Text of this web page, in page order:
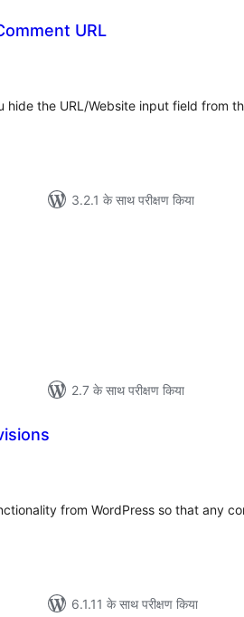
URL
hide the URL/Website input field from
3.2.1 के साथ परीक्षण किया
2.7 के साथ परीक्षण किया
from WordPress so that any
6.1.11 के साथ परीक्षण किया